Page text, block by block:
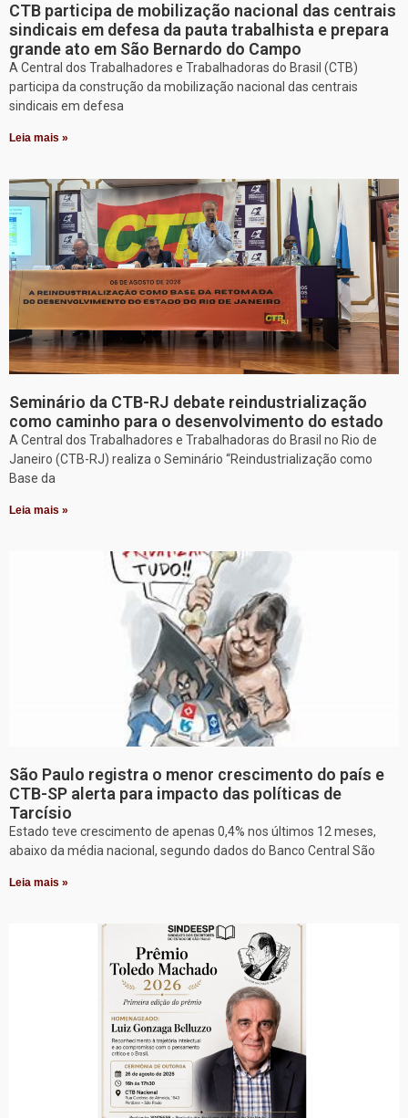
CTB participa de mobilização nacional das centrais
sindicais em defesa da pauta trabalhista e prepara
grande ato em São Bernardo do Campo
A Central dos Trabalhadores e Trabalhadoras do Brasil (CTB)
participa da construção da mobilização nacional das centrais
sindicais em defesa
Leia mais »
Seminário da CTB-RJ debate reindustrialização
como caminho para o desenvolvimento do estado
A Central dos Trabalhadores e Trabalhadoras do Brasil no Rio de
Janeiro (CTB-RJ) realiza o Seminário “Reindustrialização como
Base da
Leia mais »
São Paulo registra o menor crescimento do país e
CTB-SP alerta para impacto das políticas de
Tarcísio
Estado teve crescimento de apenas 0,4% nos últimos 12 meses,
abaixo da média nacional, segundo dados do Banco Central São
Leia mais »